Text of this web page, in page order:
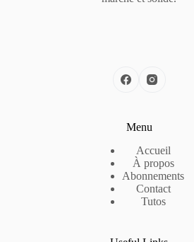
Menu
Accueil
À propos
Abonnements
Contact
Tutos